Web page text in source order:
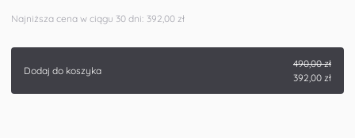
Najniższa cena w ciągu 30 dni: 392,00 zł
Dodaj do koszyka
490,00 zł
392,00 zł